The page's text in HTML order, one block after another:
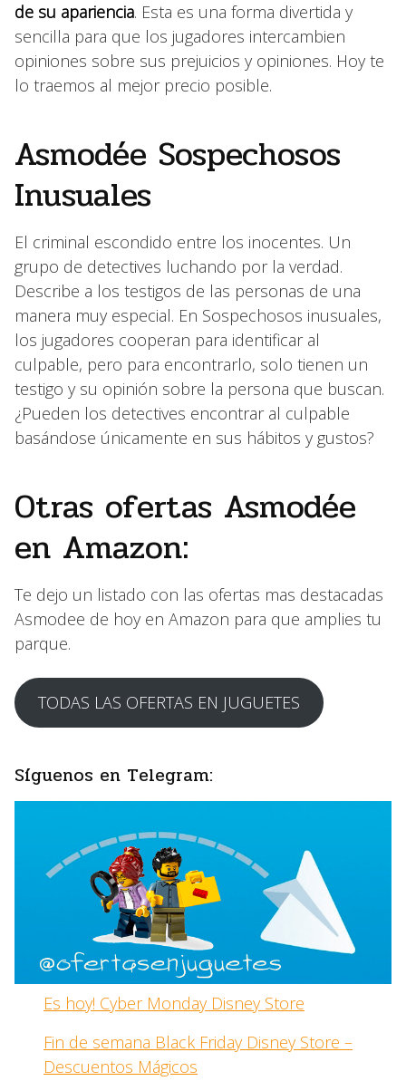
de su apariencia. Esta es una forma divertida y
sencilla para que los jugadores intercambien
opiniones sobre sus prejuicios y opiniones. Hoy te
lo traemos al mejor precio posible.
Asmodée Sospechosos
Inusuales
El criminal escondido entre los inocentes. Un
grupo de detectives luchando por la verdad.
Describe a los testigos de las personas de una
manera muy especial. En Sospechosos inusuales,
los jugadores cooperan para identificar al
culpable, pero para encontrarlo, solo tienen un
testigo y su opinión sobre la persona que buscan.
¿Pueden los detectives encontrar al culpable
basándose únicamente en sus hábitos y gustos?
Otras ofertas Asmodée
en Amazon:
Te dejo un listado con las ofertas mas destacadas
Asmodee de hoy en Amazon para que amplies tu
parque.
TODAS LAS OFERTAS EN JUGUETES
Síguenos en Telegram:
Es hoy! Cyber Monday Disney Store
Fin de semana Black Friday Disney Store –
Descuentos Mágicos